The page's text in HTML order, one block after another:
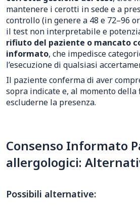
mantenere i cerotti in sede e a
controllo (in genere a 48 e 72–96
il test non interpretabile e
rifiuto del paziente o mancato
informato, che impedisce
l’esecuzione di qualsiasi
Il paziente conferma di aver
sopra indicate e, al momento
escluderne la presenza.
Consenso Informato
allergologici:
Possibili alternative: